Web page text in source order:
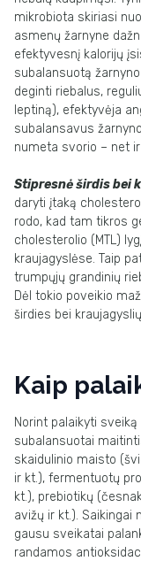
mikrobiota skiriasi
asmenų žarnyne
efektyvesnį kalorijų
subalansuotą
deginti riebalus,
leptiną), efektyvėja
subalansavus
numeta svorio – net
Stipresnė širdis bei
daryti įtaką
rodo, kad tam tikros
cholesterolio (MTL)
kraujagyslėse. Taip
trumpųjų grandinių
Dėl tokio poveikio
širdies bei
Kaip
Norint palaikyti
subalansuotai
skaidulinio maisto
ir kt.), fermentuotų
kt.), prebiotikų
avižų ir kt.). Saikingai
gausu sveikatai
randamos